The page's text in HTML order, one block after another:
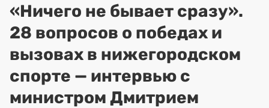
«Ничего не бывает сразу».
28 вопросов о победах и
вызовах в нижегородском
спорте — интервью с
министром Дмитрием